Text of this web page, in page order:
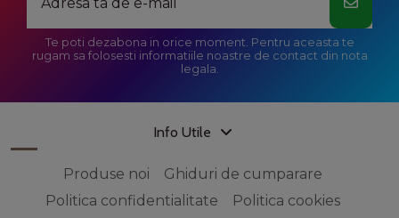
Te poti dezabona in orice moment. Pentru aceasta te
rugam sa folosesti informatiile noastre de contact din nota
legala.
Info Utile
Produse noi
Ghiduri de cumparare
Politica confidentialitate
Politica cookies